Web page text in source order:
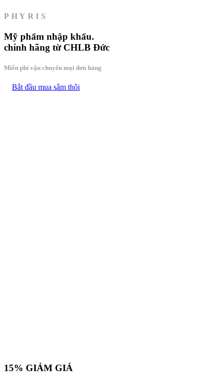
PHYRIS
Mỹ phẩm nhập khẩu.
chính hãng từ CHLB Đức
Miễn phí vận chuyển mọi đơn hàng
Bắt đầu mua sắm thôi
15% GIẢM GIÁ